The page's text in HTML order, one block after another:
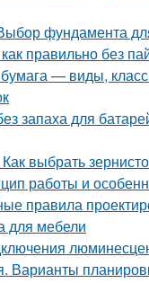
фундамента
правильно без
— виды,
запаха для
выбрать
работы и
правила
для мебели